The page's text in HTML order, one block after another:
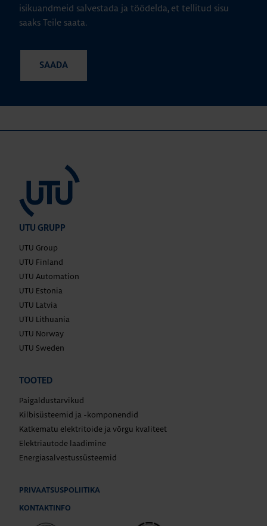
isikuandmeid salvestada ja töödelda, et tellitud sisu
saaks Teile saata.
UTU GRUPP
UTU Group
UTU Finland
UTU Automation
UTU Estonia
UTU Latvia
UTU Lithuania
UTU Norway
UTU Sweden
TOOTED
Paigaldustarvikud
Kilbisüsteemid ja -komponendid
Katkematu elektritoide ja võrgu kvaliteet
Elektriautode laadimine
Energiasalvestussüsteemid
PRIVAATSUSPOLIITIKA
KONTAKTINFO